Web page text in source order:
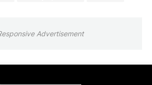
Advertisement